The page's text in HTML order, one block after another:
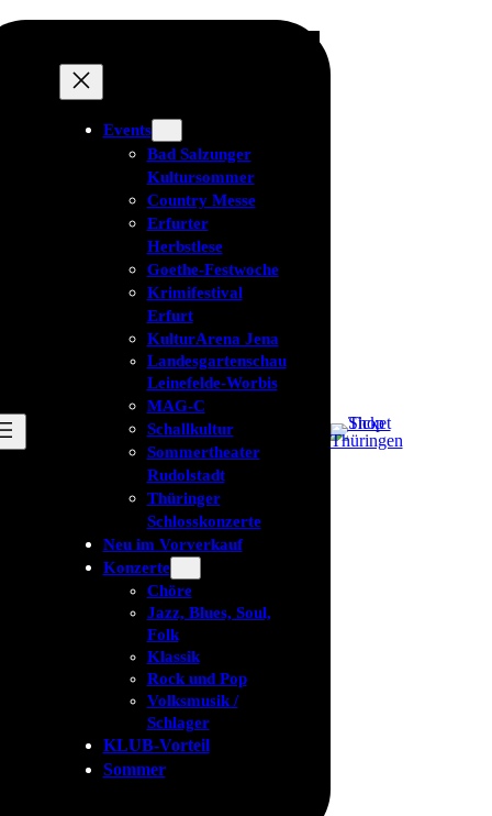
Events
Bad Salzunger
Kultursommer
Country Messe
Erfurter
Herbstlese
Goethe-Festwoche
Krimifestival
Erfurt
KulturArena Jena
Landesgartenschau
Leinefelde-Worbis
MAG-C
Schallkultur
Sommertheater
Rudolstadt
Thüringer
Schlosskonzerte
Neu im Vorverkauf
Konzerte
Chöre
Jazz, Blues, Soul,
Folk
Klassik
Rock und Pop
Volksmusik /
Schlager
KLUB-Vorteil
Sommer